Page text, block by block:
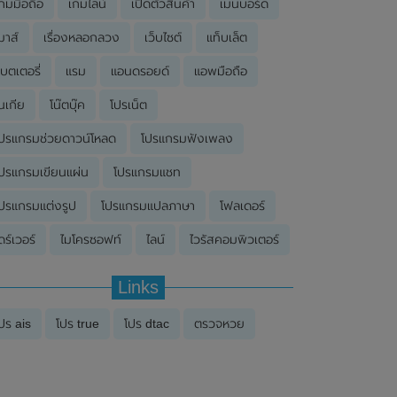
มมือถือ เกมไลน์ เปิดตัวสินค้า เมนบอร์ด
าส์ เรื่องหลอกลวง เว็บไซต์ แท็บเล็ต
ตเตอรี่ แรม แอนดรอยด์ แอพมือถือ
เกีย โน๊ตบุ๊ค โปรเน็ต
รแกรมช่วยดาวน์โหลด โปรแกรมฟังเพลง
รแกรมเขียนแผ่น โปรแกรมแชท
รแกรมแต่งรูป โปรแกรมแปลภาษา โฟลเดอร์
ร์เวอร์ ไมโครซอฟท์ ไลน์ ไวรัสคอมพิวเตอร์
Links
ร ais โปร true โปร dtac ตรวจหวย